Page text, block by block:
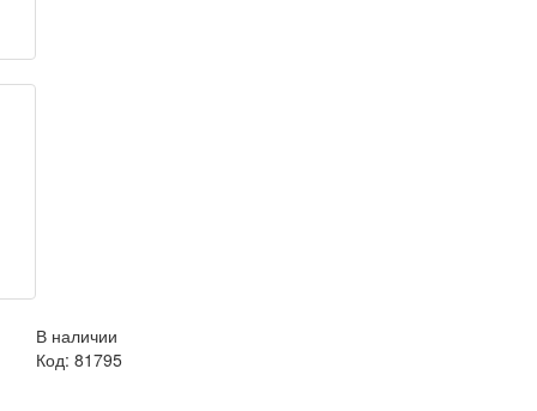
В наличии
Код: 81795